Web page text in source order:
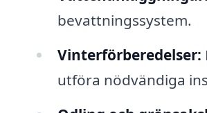
bevattningssystem.
Vinterförberedelser:
utföra nödvändiga